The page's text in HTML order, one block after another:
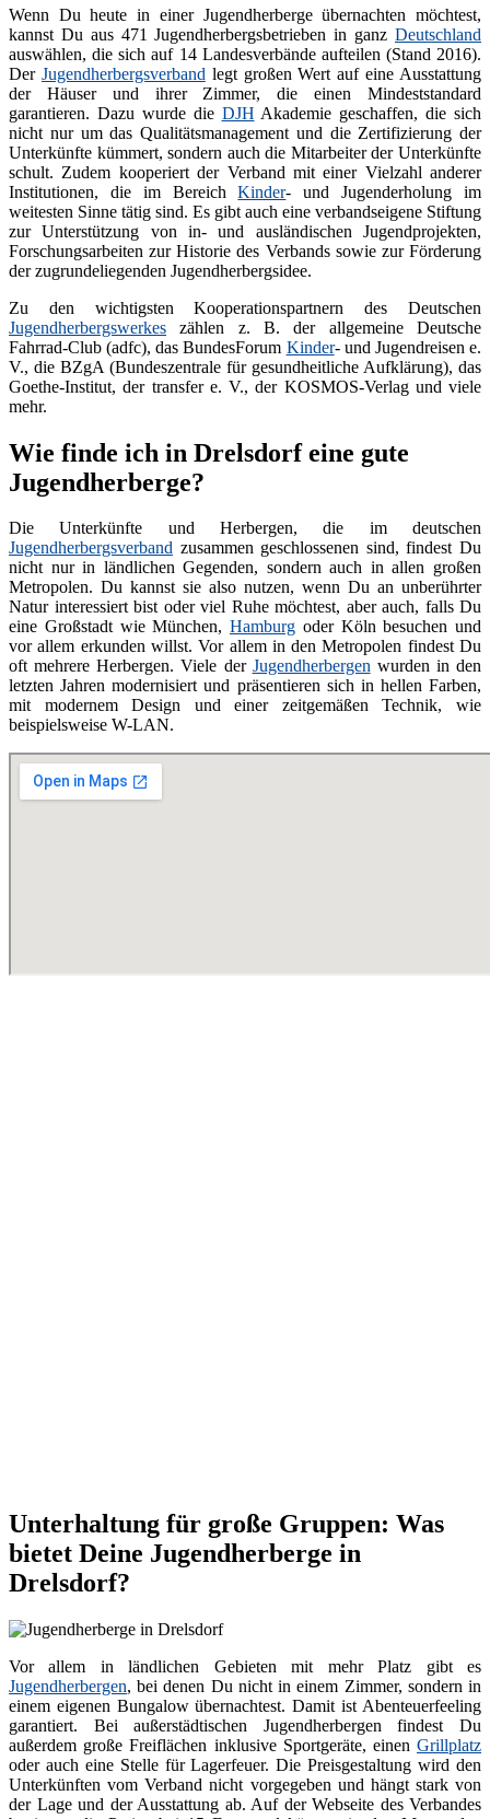
Wenn Du heute in einer Jugendherberge übernachten möchtest,
kannst Du aus 471 Jugendherbergsbetrieben in ganz Deutschland
auswählen, die sich auf 14 Landesverbände aufteilen (Stand 2016).
Der Jugendherbergsverband legt großen Wert auf eine Ausstattung
der Häuser und ihrer Zimmer, die einen Mindeststandard
garantieren. Dazu wurde die DJH Akademie geschaffen, die sich
nicht nur um das Qualitätsmanagement und die Zertifizierung der
Unterkünfte kümmert, sondern auch die Mitarbeiter der Unterkünfte
schult. Zudem kooperiert der Verband mit einer Vielzahl anderer
Institutionen, die im BereichKinder- und Jugenderholung im
weitesten Sinne tätig sind. Es gibt auch eine verbandseigene Stiftung
zur Unterstützung von in- und ausländischen Jugendprojekten,
Forschungsarbeiten zur Historie des Verbands sowie zur Förderung
der zugrundeliegenden Jugendherbergsidee.
Zu den wichtigsten Kooperationspartnern des Deutschen
Jugendherbergswerkes zählen z. B. der allgemeine Deutsche
Fahrrad-Club (adfc), das BundesForum Kinder- und Jugendreisen e.
V., die BZgA (Bundeszentrale für gesundheitliche Aufklärung), das
Goethe-Institut, der transfer e. V., der KOSMOS-Verlag und viele
mehr.
Wie finde ich in Drelsdorf eine gute
Jugendherberge?
Die Unterkünfte und Herbergen, die im deutschen
Jugendherbergsverband zusammen geschlossenen sind, findest Du
nicht nur in ländlichen Gegenden, sondern auch in allen großen
Metropolen. Du kannst sie also nutzen, wenn Du an unberührter
Natur interessiert bist oder viel Ruhe möchtest, aber auch, falls Du
eine Großstadt wie München, Hamburg oder Köln besuchen und
vor allem erkunden willst. Vor allem in den Metropolen findest Du
oft mehrere Herbergen. Viele der Jugendherbergenwurden in den
letzten Jahren modernisiert und präsentieren sich in hellen Farben,
mit modernem Design und einer zeitgemäßen Technik, wie
beispielsweise W-LAN.
Unterhaltung für große Gruppen: Was
bietet Deine Jugendherberge in
Drelsdorf?
Vor allem in ländlichen Gebieten mit mehr Platz gibt es
Jugendherbergen, bei denen Du nicht in einem Zimmer, sondern in
einem eigenen Bungalow übernachtest. Damit ist Abenteuerfeeling
garantiert. Bei außerstädtischen Jugendherbergen findest Du
außerdem große Freiflächen inklusive Sportgeräte, einen Grillplatz
oder auch eine Stelle für Lagerfeuer. Die Preisgestaltung wird den
Unterkünften vom Verband nicht vorgegeben und hängt stark von
der Lage und der Ausstattung ab. Auf der Webseite des Verbandes